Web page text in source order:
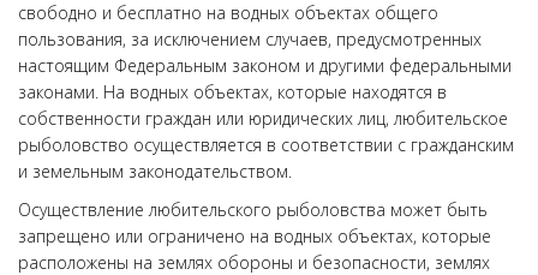
свободно и бесплатно на водных объектах общего
пользования, за исключением случаев, предусмотренных
настоящим Федеральным законом и другими федеральными
законами. На водных объектах, которые находятся в
собственности граждан или юридических лиц, любительское
рыболовство осуществляется в соответствии с гражданским
и земельным законодательством.
Осуществление любительского рыболовства может быть
запрещено или ограничено на водных объектах, которые
расположены на землях обороны и безопасности, землях